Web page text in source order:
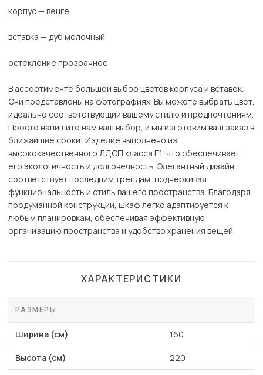
корпус — венге
вставка — дуб молочный
остекление прозрачное
В ассортименте большой выбор цветов корпуса и вставок.
Они представлены на фотографиях. Вы можете выбрать цвет,
идеально соответствующий вашему стилю и предпочтениям.
Просто напишите нам ваш выбор, и мы изготовим ваш заказ в
ближайшие сроки! Изделие выполнено из
высококачественного ЛДСП класса Е1, что обеспечивает
его экологичность и долговечность. Элегантный дизайн
соответствует последним трендам, подчеркивая
функциональность и стиль вашего пространства. Благодаря
продуманной конструкции, шкаф легко адаптируется к
любым планировкам, обеспечивая эффективную
организацию пространства и удобство хранения вещей.
ХАРАКТЕРИСТИКИ
РАЗМЕРЫ
Ширина (см) 160
Высота (см) 220